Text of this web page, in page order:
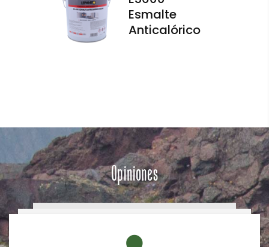
Esmalte
Anticalórico
Opiniones